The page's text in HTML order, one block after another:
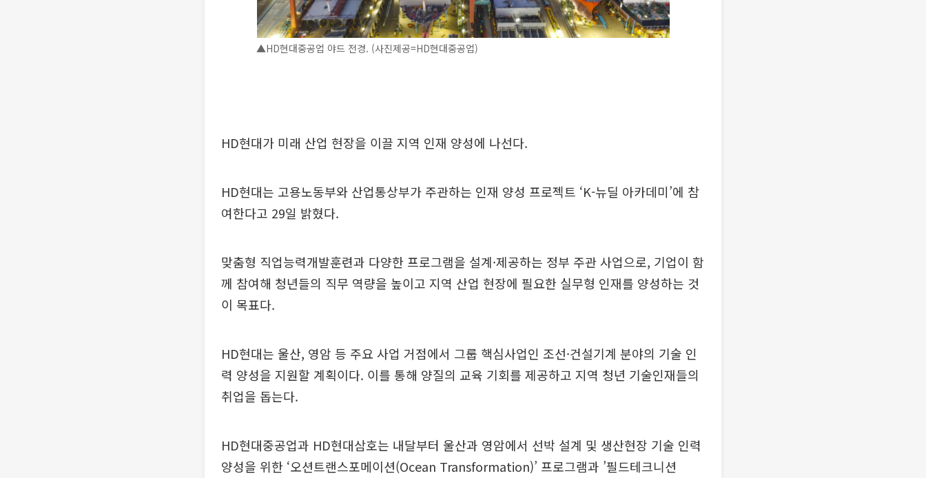
▲HD현대중공업 야드 전경. (사진제공=HD현대중공업)
HD현대가 미래 산업 현장을 이끌 지역 인재 양성에 나선다.
HD현대는 고용노동부와 산업통상부가 주관하는 인재 양성 프로젝트 ‘K-뉴딜 아카데미’에 참
여한다고 29일 밝혔다.
맞춤형 직업능력개발훈련과 다양한 프로그램을 설계·제공하는 정부 주관 사업으로, 기업이 함
께 참여해 청년들의 직무 역량을 높이고 지역 산업 현장에 필요한 실무형 인재를 양성하는 것
이 목표다.
HD현대는 울산, 영암 등 주요 사업 거점에서 그룹 핵심사업인 조선·건설기계 분야의 기술 인
력 양성을 지원할 계획이다. 이를 통해 양질의 교육 기회를 제공하고 지역 청년 기술인재들의
취업을 돕는다.
HD현대중공업과 HD현대삼호는 내달부터 울산과 영암에서 선박 설계 및 생산현장 기술 인력
양성을 위한 ‘오션트랜스포메이션(Ocean Transformation)’ 프로그램과 ’필드테크니션